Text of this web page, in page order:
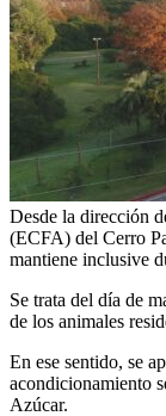
Desde la dirección
(ECFA) del Cerro
mantiene inclusive
Se trata del día de
de los animales
En ese sentido, se
acondicionamiento
Azúcar.